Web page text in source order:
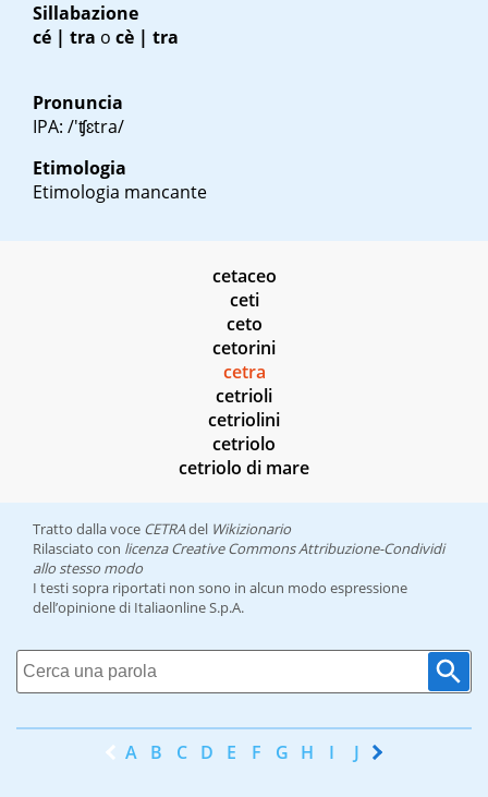
Sillabazione
cé | tra o cè | tra
Pronuncia
IPA: /'ʧɛtra/
Etimologia
Etimologia mancante
cetaceo
ceti
ceto
cetorini
cetra
cetrioli
cetriolini
cetriolo
cetriolo di mare
Tratto dalla voce CETRAdel Wikizionario
Rilasciato con licenza Creative Commons Attribuzione-Condividi
allo stesso modo
I testi sopra riportati non sono in alcun modo espressione
dell’opinione di Italiaonline S.p.A.
A B C D E F G H I J K